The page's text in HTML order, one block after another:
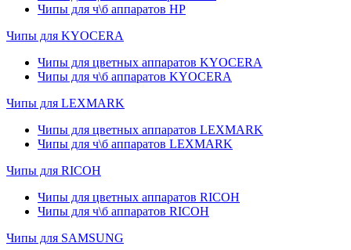
Чипы для ч\б аппаратов HP
Чипы для KYOCERA
Чипы для цветных аппаратов KYOCERA
Чипы для ч\б аппаратов KYOCERA
Чипы для LEXMARK
Чипы для цветных аппаратов LEXMARK
Чипы для ч\б аппаратов LEXMARK
Чипы для RICOH
Чипы для цветных аппаратов RICOH
Чипы для ч\б аппаратов RICOH
Чипы для SAMSUNG